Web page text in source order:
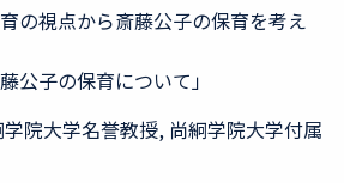
の視点から斎藤公子の保育を考え
公子の保育について」
院大学名誉教授, 尚絅学院大学付属